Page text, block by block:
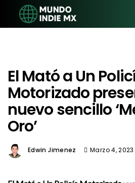
El Mató a Un
Motorizado
nuevo sencillo
Oro’
Edwin Jimenez Marzo 4, 2023